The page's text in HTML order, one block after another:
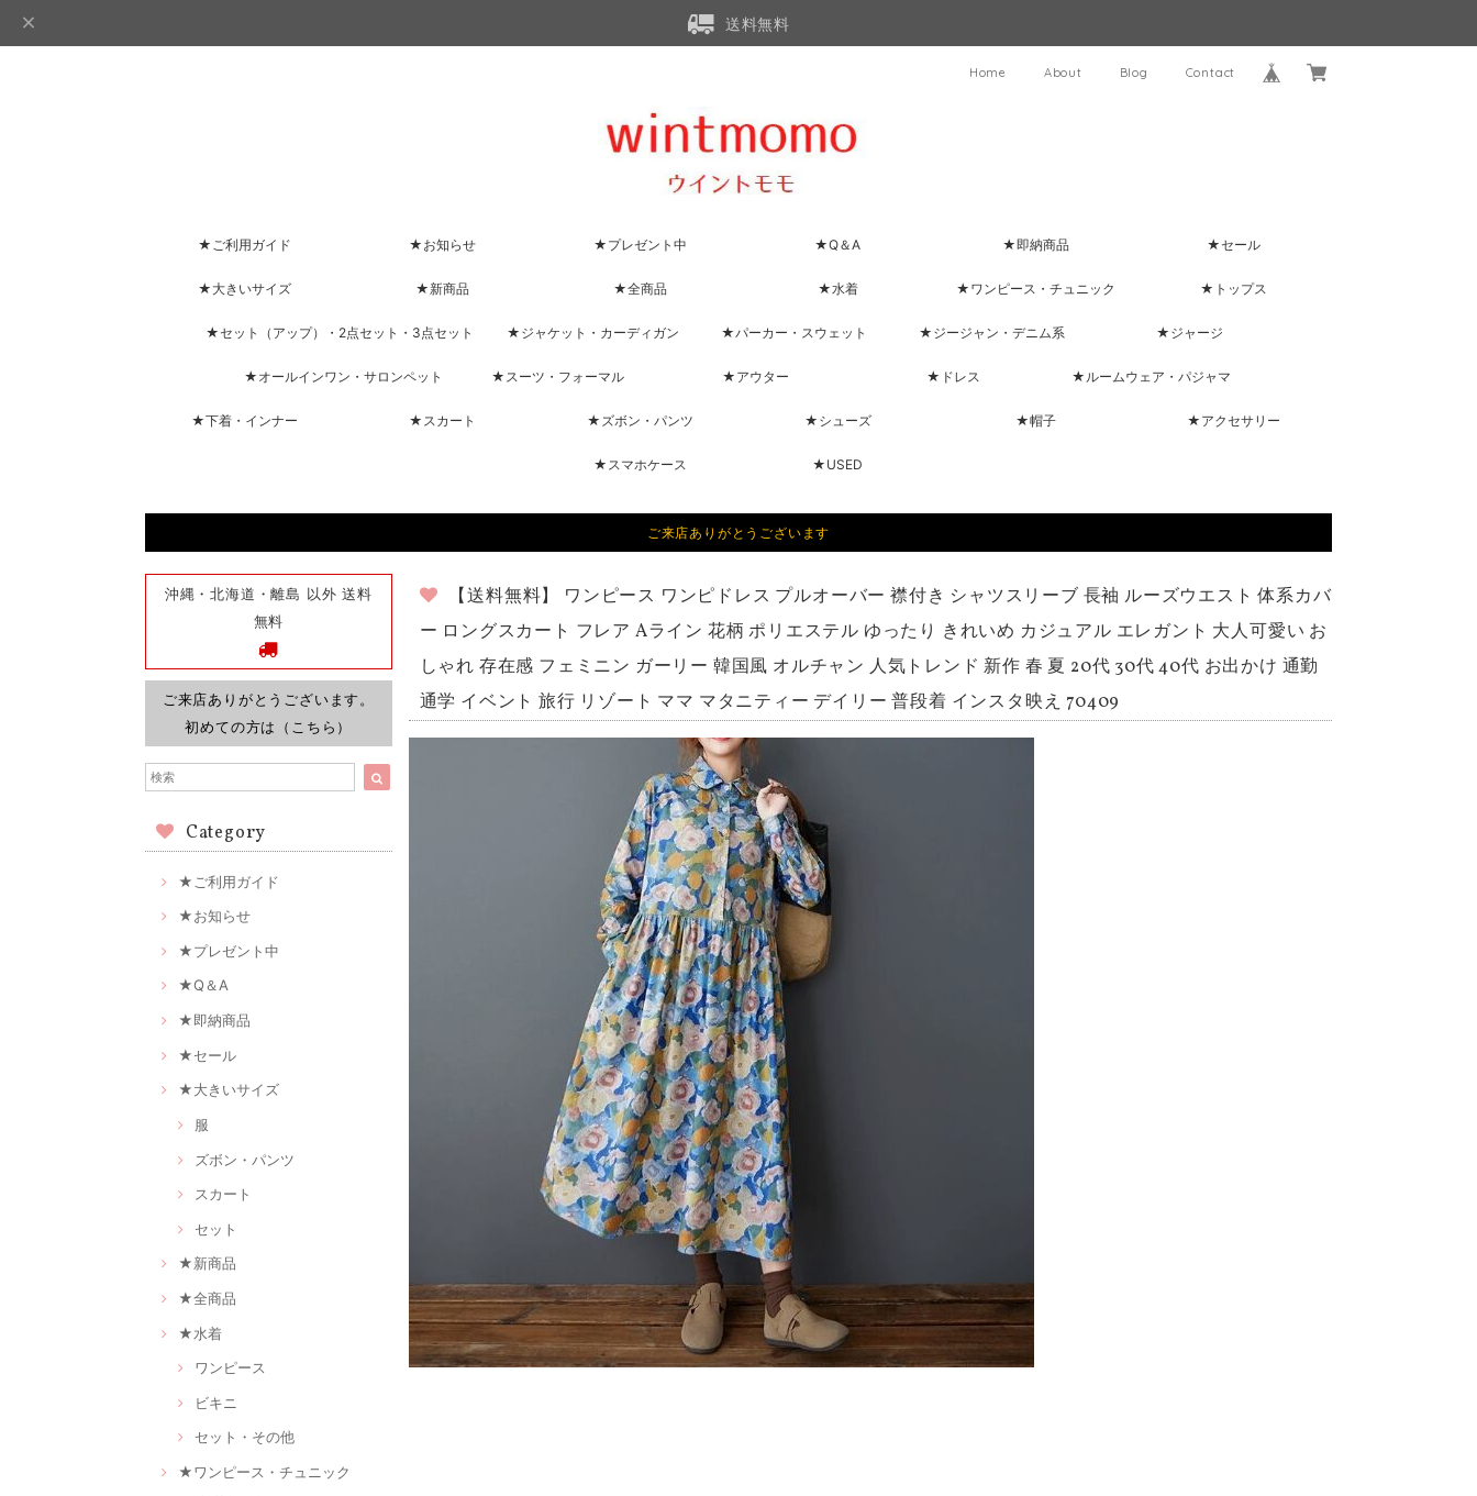
送料無料
Home About Blog Contact
★ご利用ガイド ★お知らせ ★プレゼント中 ★Q＆A ★即納商品 ★セール
★大きいサイズ ★新商品 ★全商品 ★水着 ★ワンピース・チュニック ★トップス
★セット（アップ）・2点セット・3点セット ★ジャケット・カーディガン ★パーカー・スウェット ★ジージャン・デニム系 ★ジャージ
★オールインワン・サロンペット ★スーツ・フォーマル ★アウター ★ドレス ★ルームウェア・パジャマ
★下着・インナー ★スカート ★ズボン・パンツ ★シューズ ★帽子 ★アクセサリー
★スマホケース ★USED
ご来店ありがとうございます
沖縄・北海道・離島 以外 送料
無料
ご来店ありがとうございます。
初めての方は（こちら）
Category
★ご利用ガイド
★お知らせ
★プレゼント中
★Q＆A
★即納商品
★セール
★大きいサイズ
服
ズボン・パンツ
スカート
セット
★新商品
★全商品
★水着
ワンピース
ビキニ
セット・その他
★ワンピース・チュニック
【送料無料】 ワンピース ワンピドレス プルオーバー 襟付き シャツスリーブ 長袖 ルーズウエスト 体系カバ
ー ロングスカート フレア Aライン 花柄 ポリエステル ゆったり きれいめ カジュアル エレガント 大人可愛い お
しゃれ 存在感 フェミニン ガーリー 韓国風 オルチャン 人気トレンド 新作 春 夏 20代 30代 40代 お出かけ 通勤
通学 イベント 旅行 リゾート ママ マタニティー デイリー 普段着 インスタ映え 70409